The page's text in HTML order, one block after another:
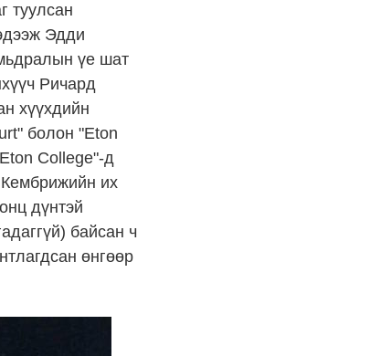
туулсан
Эдди
үе шат
Ричард
хүүхдийн
болон "Eton
College"-д
их
дүнтэй
байсан ч
өнгөөр